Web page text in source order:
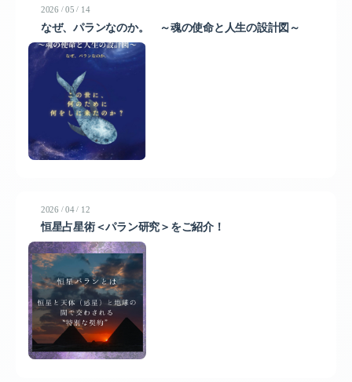
2026 /05 / 14
なぜ、パランなのか。 ～魂の使命と人生の設計図～
2026 /04/ 12
恒星占星術＜パラン研究＞をご紹介！